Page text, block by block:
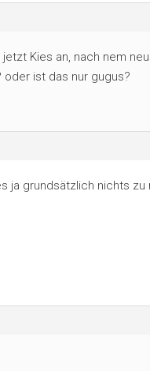
Kies an, nach nem
ist das nur gugus?
ja grundsätzlich nichts zu